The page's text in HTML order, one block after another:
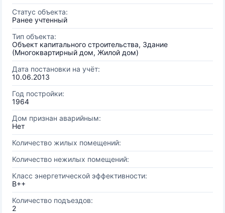
Статус объекта:
Ранее учтенный
Тип объекта:
Объект капитального строительства, Здание
(Многоквартирный дом, Жилой дом)
Дата постановки на учёт:
10.06.2013
Год постройки:
1964
Дом признан аварийным:
Нет
Количество жилых помещений:
Количество нежилых помещений:
Класс энергетической эффективности:
B++
Количество подъездов:
2